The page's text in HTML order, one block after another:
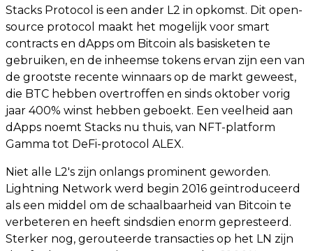
Stacks Protocol is een ander L2 in opkomst. Dit open-
source protocol maakt het mogelijk voor smart
contracts en dApps om Bitcoin als basisketen te
gebruiken, en de inheemse tokens ervan zijn een van
de grootste recente winnaars op de markt geweest,
die BTC hebben overtroffen en sinds oktober vorig
jaar 400% winst hebben geboekt. Een veelheid aan
dApps noemt Stacks nu thuis, van NFT-platform
Gamma tot DeFi-protocol ALEX.
Niet alle L2's zijn onlangs prominent geworden.
Lightning Network werd begin 2016 geïntroduceerd
als een middel om de schaalbaarheid van Bitcoin te
verbeteren en heeft sindsdien enorm gepresteerd.
Sterker nog, gerouteerde transacties op het LN zijn